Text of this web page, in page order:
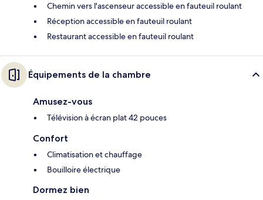
Chemin vers l'ascenseur accessible en fauteuil roulant
Réception accessible en fauteuil roulant
Restaurant accessible en fauteuil roulant
Équipements de la chambre
Amusez-vous
Télévision à écran plat 42 pouces
Confort
Climatisation et chauffage
Bouilloire électrique
Dormez bien